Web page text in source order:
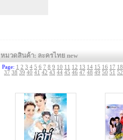
หมวดสินค้า: ละครไทย new
Page: 1 2 3 4 5 6 7 8 9 10 11 12 13 14 15 16 17 18
37 38 39 40 41 42 43 44 45 46 47 48 49 50 51 52